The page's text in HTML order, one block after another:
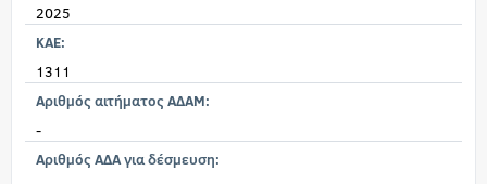
2025
KAE:
1311
Αριθμός αιτήματος ΑΔΑΜ:
-
Αριθμός ΑΔΑ για δέσμευση: